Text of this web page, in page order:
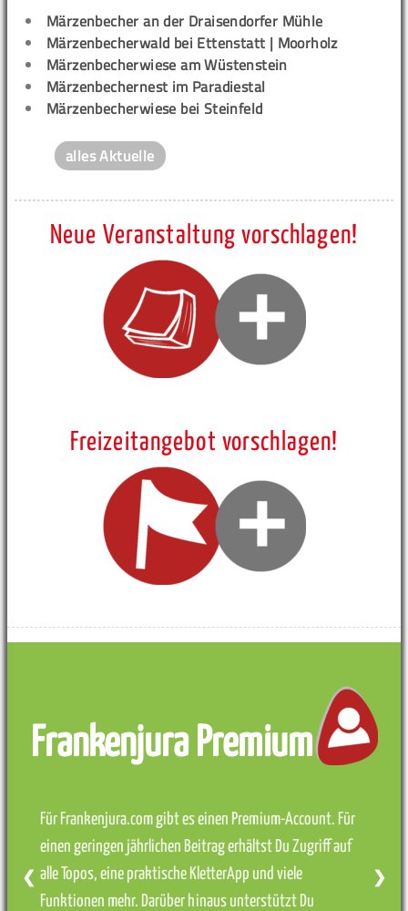
Märzenbecher an der Draisendorfer Mühle
Märzenbecherwald bei Ettenstatt | Moorholz
Märzenbecherwiese am Wüstenstein
Märzenbechernest im Paradiestal
Märzenbecherwiese bei Steinfeld
alles Aktuelle
Neue Veranstaltung vorschlagen!
Freizeitangebot vorschlagen!
Frankenjura Premium
Für Frankenjura.com gibt es einen Premium-Account. Für
einen geringen jährlichen Beitrag erhältst Du Zugriff auf
alle Topos, eine praktische KletterApp und viele
Funktionen mehr. Darüber hinaus unterstützt Du
❮ ❯